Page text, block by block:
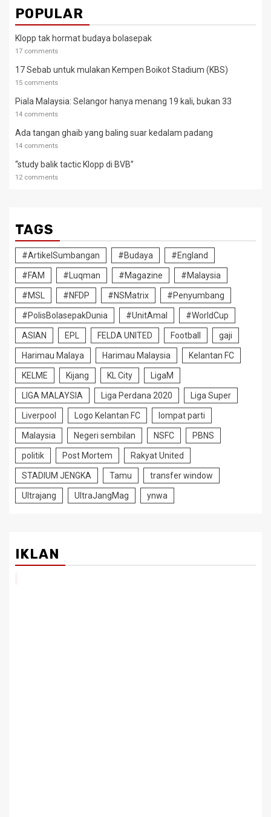
POPULAR
Klopp tak hormat budaya bolasepak
17 comments
17 Sebab untuk mulakan Kempen Boikot Stadium (KBS)
15 comments
Piala Malaysia: Selangor hanya menang 19 kali, bukan 33
14 comments
Ada tangan ghaib yang baling suar kedalam padang
14 comments
“study balik tactic Klopp di BVB”
12 comments
TAGS
#ArtikelSumbangan #Budaya #England
#FAM #Luqman #Magazine #Malaysia
#MSL #NFDP #NSMatrix #Penyumbang
#PolisBolasepakDunia #UnitAmal #WorldCup
ASIAN EPL FELDA UNITED Football gaji
Harimau Malaya Harimau Malaysia Kelantan FC
KELME Kijang KL City LigaM
LIGA MALAYSIA Liga Perdana 2020 Liga Super
Liverpool Logo Kelantan FC lompat parti
Malaysia Negeri sembilan NSFC PBNS
politik Post Mortem Rakyat United
STADIUM JENGKA Tamu transfer window
Ultrajang UltraJangMag ynwa
IKLAN